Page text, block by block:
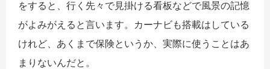
をすると、行く先々で見掛ける看板などで風景の記憶
がよみがえると言います。カーナビも搭載はしている
けれど、あくまで保険というか、実際に使うことはあ
まりないんだと。